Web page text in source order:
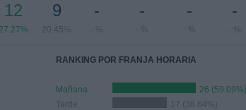
12 9
20.45%
-
- %
-
- %
-
- %
-
- %
RANKING POR FRANJA HORARIA
Mañana
26 (59.09%)
Tarde
17 (38.64%)